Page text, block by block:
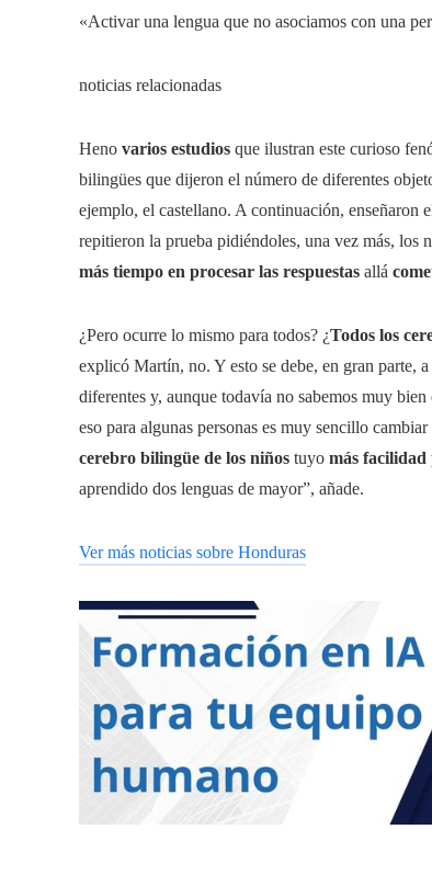
«Activar una lengua que no asociamos con una
noticias relacionadas
Heno varios estudios que ilustran este curioso
bilingües que dijeron el número de diferentes
ejemplo, el castellano. A continuación, enseñaron
repitieron la prueba pidiéndoles, una vez más, los
más tiempo en procesar las respuestas allá
¿Pero ocurre lo mismo para todos? ¿Todos los
explicó Martín, no. Y esto se debe, en gran parte, a
diferentes y, aunque todavía no sabemos muy bien
eso para algunas personas es muy sencillo
cerebro bilingüe de los niños tuyo más facilidad
aprendido dos lenguas de mayor”, añade.
Ver más noticias sobre Honduras